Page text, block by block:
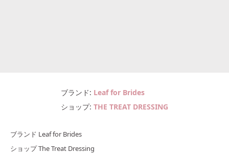
ブランド Leaf for Brides
ショップ THE TREAT DRESSING
ブランド Leaf for Brides
ショップ The Treat Dressing